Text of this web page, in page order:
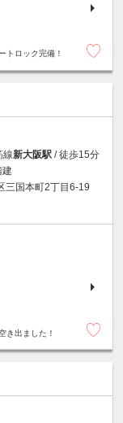
トロック完備！
線新大阪駅 / 徒歩15分
建
三国本町2丁目6-19
き出ました！